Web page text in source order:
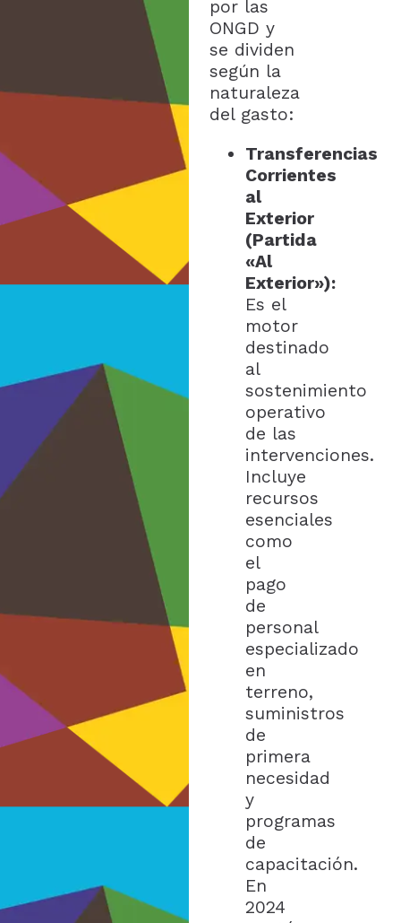
por las
ONGD y
se dividen
según la
naturaleza
del gasto:
Transferencias
Corrientes
al
Exterior
(Partida
«Al
Exterior»):
Es el
motor
destinado
al
sostenimiento
operativo
de las
intervenciones.
Incluye
recursos
esenciales
como
el
pago
de
personal
especializado
en
terreno,
suministros
de
primera
necesidad
y
programas
de
capacitación.
En
2024